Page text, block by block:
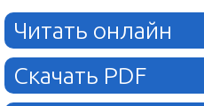
Читать онлайн
Скачать PDF